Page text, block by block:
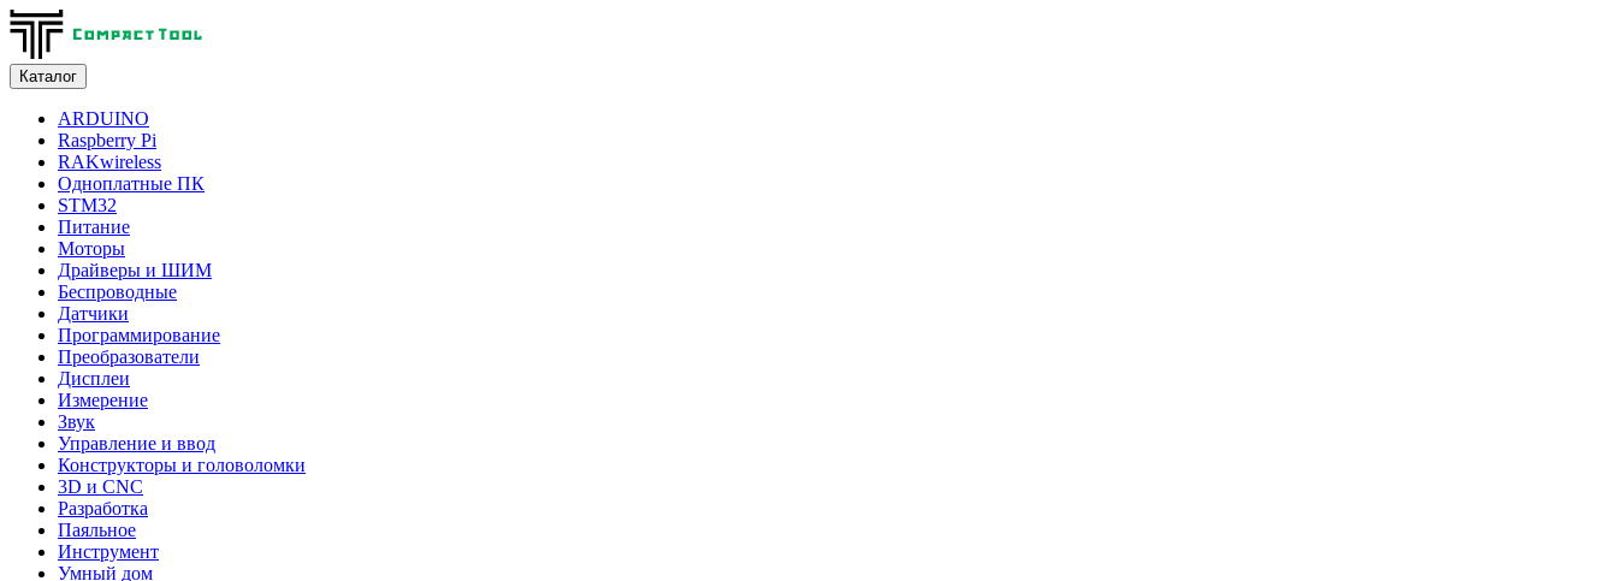
Каталог
ARDUINO
Raspberry Pi
RAKwireless
Одноплатные ПК
STM32
Питание
Моторы
Драйверы и ШИМ
Беспроводные
Датчики
Программирование
Преобразователи
Дисплеи
Измерение
Звук
Управление и ввод
Конструкторы и головоломки
3D и CNC
Разработка
Паяльное
Инструмент
Умный дом